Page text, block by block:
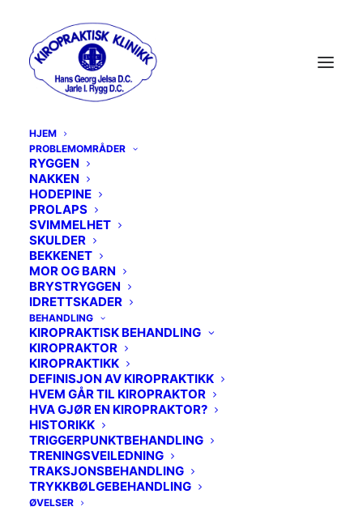
HJEM
PROBLEMOMRÅDER
RYGGEN
NAKKEN
HODEPINE
PROLAPS
SVIMMELHET
SKULDER
BEKKENET
MOR OG BARN
BRYSTRYGGEN
IDRETTSKADER
BEHANDLING
KIROPRAKTISK BEHANDLING
KIROPRAKTOR
KIROPRAKTIKK
DEFINISJON AV KIROPRAKTIKK
HVEM GÅR TIL KIROPRAKTOR
HVA GJØR EN KIROPRAKTOR?
HISTORIKK
TRIGGERPUNKTBEHANDLING
TRENINGSVEILEDNING
TRAKSJONSBEHANDLING
TRYKKBØLGEBEHANDLING
ØVELSER
MENU
RYGGEN
NAKKEN
HODEPINE
PROLAPS
SVIMMELHET
SKULDER
BEKKENET
MOR OG BARN
BRYSTRYGGEN